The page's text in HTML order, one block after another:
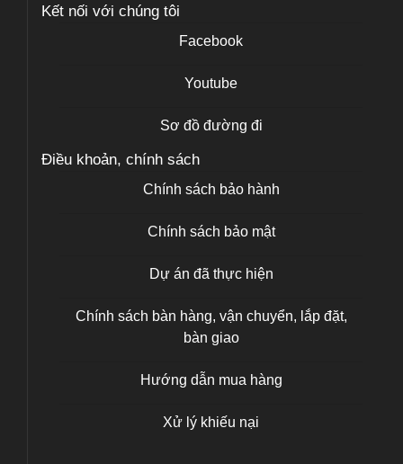
Kết nối với chúng tôi
Facebook
Youtube
Sơ đồ đường đi
Điều khoản, chính sách
Chính sách bảo hành
Chính sách bảo mật
Dự án đã thực hiện
Chính sách bàn hàng, vận chuyển, lắp đặt,
bàn giao
Hướng dẫn mua hàng
Xử lý khiếu nại